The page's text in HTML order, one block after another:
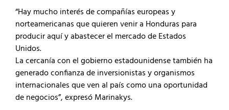
“Hay mucho interés de compañías europeas y
norteamericanas que quieren venir a Honduras para
producir aquí y abastecer el mercado de Estados
Unidos.
La cercanía con el gobierno estadounidense también ha
generado confianza de inversionistas y organismos
internacionales que ven al país como una oportunidad
de negocios”, expresó Marinakys.